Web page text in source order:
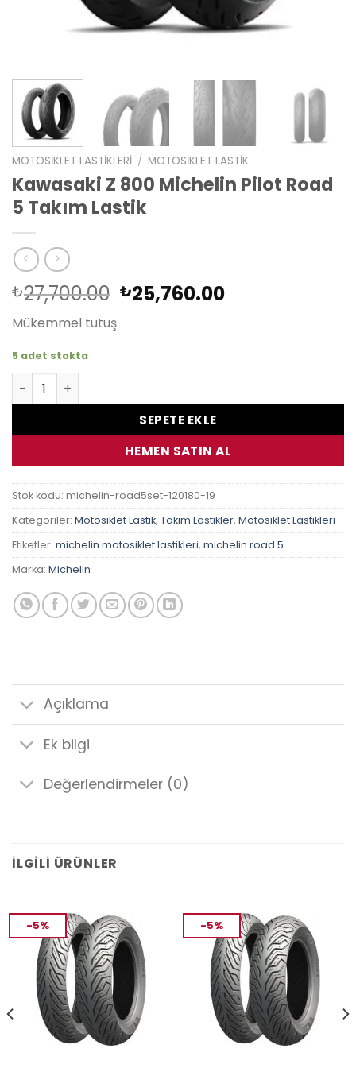
MOTOSIKLET LASTIKLERI / MOTOSIKLET LASTIK
Kawasaki Z 800 Michelin Pilot Road
5 Takım Lastik
₺27,700.00 Orijinal
₺25,760.00Şu
Mükemmel tutuş
5 adet stokta
Kawasaki Z 800 Michelin Pilot Road 5 Takım Lastik adet
SEPETE EKLE
HEMEN SATIN AL
Stok kodu: michelin-road5set-120180-19
Kategoriler: Motosiklet Lastik, Takım Lastikler, Motosiklet Lastikleri
Etiketler: michelin motosiklet lastikleri, michelin road 5
Marka: Michelin
Açıklama
Ek bilgi
Değerlendirmeler (0)
İLGILI ÜRÜNLER
-5% -5%